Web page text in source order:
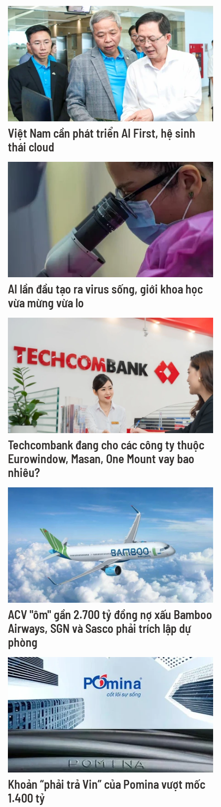
Việt Nam cần phát triển AI First, hệ sinh
thái cloud
AI lần đầu tạo ra virus sống, giới khoa học
vừa mừng vừa lo
Techcombank đang cho các công ty thuộc
Eurowindow, Masan, One Mount vay bao
nhiêu?
ACV "ôm" gần 2.700 tỷ đồng nợ xấu Bamboo
Airways, SGN và Sasco phải trích lập dự
phòng
Khoản “phải trả Vin” của Pomina vượt mốc
1.400 tỷ